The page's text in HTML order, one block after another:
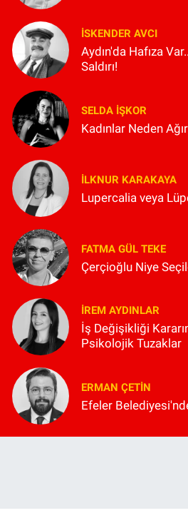
İSKENDER AVCI
Aydın'da Hafıza
Saldırı!
SELDA İŞKOR
Kadınlar Neden
İLKNUR KARAKAYA
Lupercalia veya
FATMA GÜL TEKE
Çerçioğlu Niye
İREM AYDINLAR
İş Değişikliği
Psikolojik Tuzaklar
ERMAN ÇETIN
Efeler